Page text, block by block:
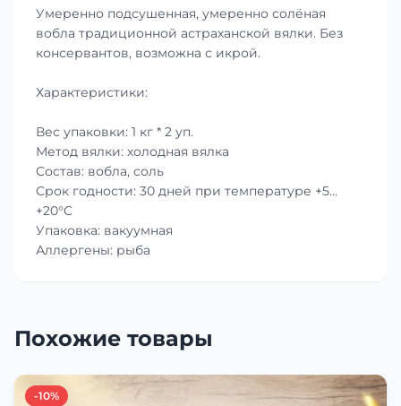
Умеренно подсушенная, умеренно солёная
вобла традиционной астраханской вялки. Без
консервантов, возможна с икрой.
Характеристики:
Вес упаковки: 1 кг * 2 уп.
Метод вялки: холодная вялка
Состав: вобла, соль
Срок годности: 30 дней при температуре +5…
+20°C
Упаковка: вакуумная
Аллергены: рыба
Похожие товары
-10%